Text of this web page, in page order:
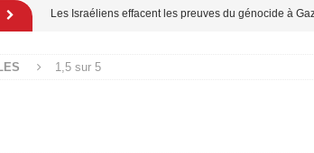
Les Israéliens effacent les preuves du génocide à
tueries[ 4 août 2026 ]
1,5 sur 5